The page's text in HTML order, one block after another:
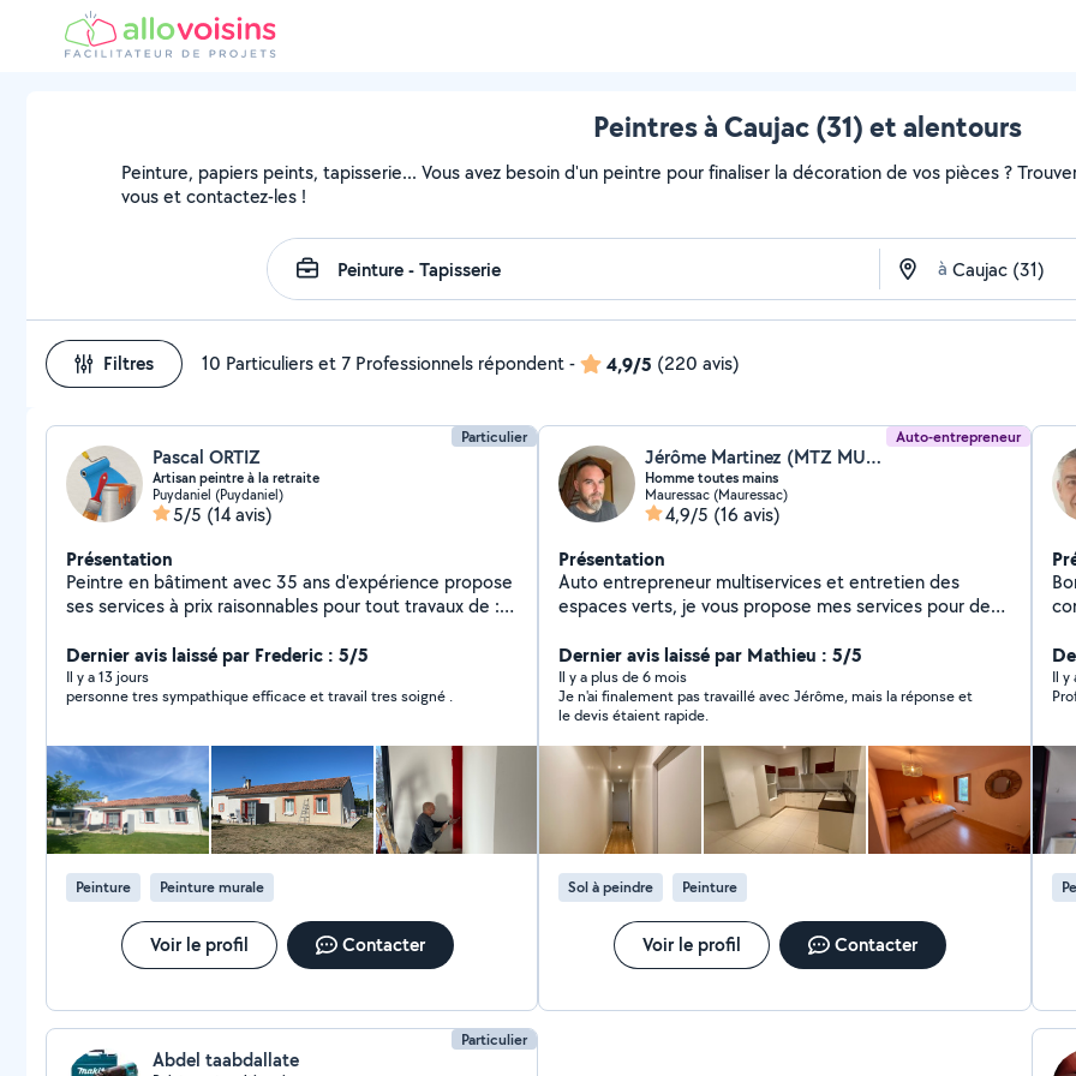
Peintres à Caujac (31) et alentours
Peinture, papiers peints, tapisserie... Vous avez besoin d'un peintre pour finaliser la décoration de vos pièces ?
vous et contactez-les !
à
Filtres 10 Particuliers et 7 Professionnels répondent- 4,9/5 (220 avis)
Particulier
Pascal ORTIZ
Artisan peintre à la retraite
Puydaniel (Puydaniel)
5/5 (14 avis)
Présentation
Peintre en bâtiment avec 35 ans d'expérience propose
ses services à prix raisonnables pour tout travaux de : -
et mur - Peinture décorative
Dernier avis laissé par Frederic : 5/5
Il y a 13 jours
personne tres sympathique efficace et travail tres soigné .
Peinture Peinture murale
Voir le profil Contacter
Auto-entrepreneur
Jérôme Martinez (MTZ MULTISERVICES,)
Homme toutes mains
Mauressac (Mauressac)
4,9/5 (16 avis)
Présentation
Auto entrepreneur multiservices et entretien des
espaces verts, je vous propose mes services pour de
J'ai tout le matériel et l'expérience nécessaire.
Rigoureux et à votre écoute vous ne serez pas déçu
d'avoir fait appel à moi
Dernier avis laissé par Mathieu : 5/5
Il y a plus de 6 mois
Je n'ai finalement pas travaillé avec Jérôme, mais la réponse et
le devis étaient rapide.
Sol à peindre Peinture
Voir le profil Contacter
Bonjour Je
Il y
Particulier
Abdel taabdallate